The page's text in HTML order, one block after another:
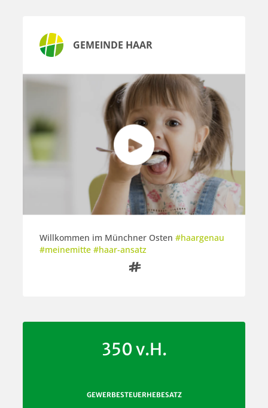
GEMEINDE HAAR
Willkommen im Münchner Osten #haargenau
#meinemitte #haar-ansatz

350 v.H.
GEWERBESTEUERHEBESATZ